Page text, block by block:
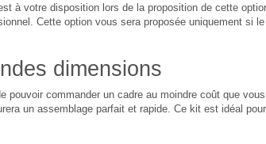
à votre disposition lors de la proposition de cette
Cette option vous sera proposée uniquement si
dimensions
pouvoir commander un cadre au moindre coût que
un assemblage parfait et rapide. Ce kit est idéal